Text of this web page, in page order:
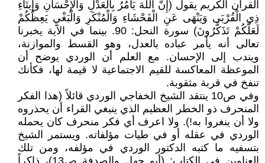
القرآن الكريم يقول (إِنَّ اللَّهَ يَأْمُرُ بِالْعَدْلِ وَالْإِحْسَانِ وَإِيتَاءِ
ذِي الْقُرْبَى وَيَنْهَى عَنِ الْفَحْشَاءِ وَالْمُنْكَرِ وَالْبَغْيِ يَعِظُكُمْ
لَعَلَّكُمْ تَذَكَّرُونَ) سورة النحل: 90. بينما في الآية يخبرنا
تعالى أنه يأمر عباده بالعدل، وهو القسط والموازنة،
ويندب إلى الإحسان. مع العلم أن الوردي يوضح أن
الموعظة المعاكسة للقيم الاجتماعية لا قيمة لها، فكأنك
تنفخ في قربة مثقوبة.
وفي ص10 ينتقد الشيخ الخفاجي الوردي قائلاً (هذا الفكر
المنحرف ذو الخطر العظيم الذي ينبغي القراء أن يحذروه
ولا أن ينغروا به!). ولا اعرف أي فكر منحرف كان يحمله
الوردي في عقله أو في طيات مؤلفاته. ويستمر الشيخ
بتسفيه ما كتبه الدكتور الوردي في مؤلفه، ومن تلك